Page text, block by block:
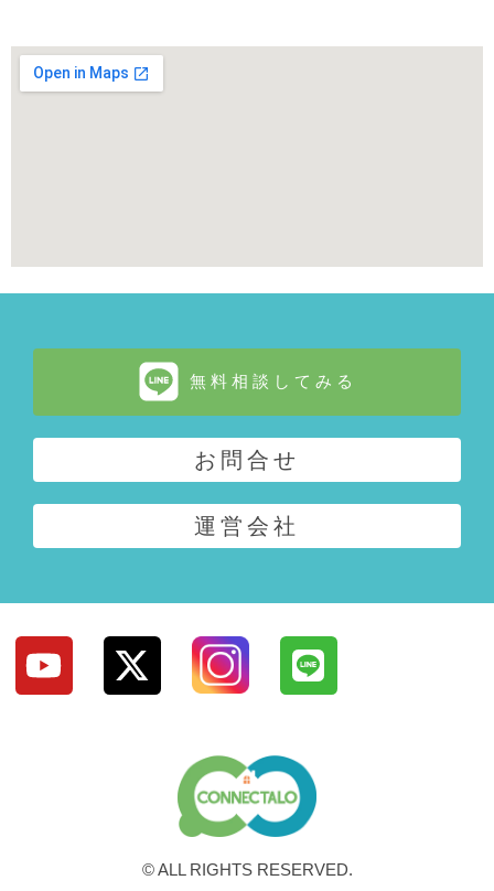
無料相談してみる
お問合せ
運営会社
© ALL RIGHTS RESERVED.